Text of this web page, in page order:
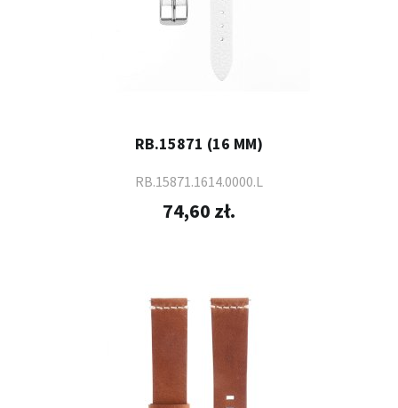
RB.15871 (16 MM)
RB.15871.1614.0000.L
74,60 zł.